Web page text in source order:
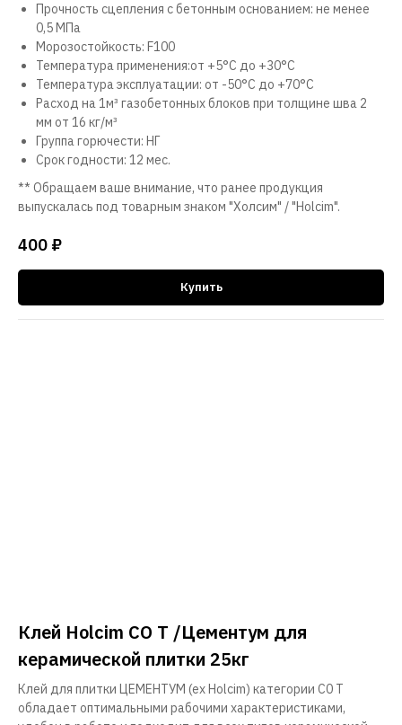
Прочность сцепления с бетонным основанием: не менее
0,5 МПа
Морозостойкость: F100
Температура применения:от +5°С до +30°С
Температура эксплуатации: от -50°С до +70°С
Расход на 1м³ газобетонных блоков при толщине шва 2
мм от 16 кг/м³
Группа горючести: НГ
Срок годности: 12 мес.
** Обращаем ваше внимание, что ранее продукция
выпускалась под товарным знаком "Холсим" / "Holcim".
400 ₽
Купить
Клей Holcim CO T /Цементум для
керамической плитки 25кг
Клей для плитки ЦЕМЕНТУМ (ex Holcim) категории С0 Т
обладает оптимальными рабочими характеристиками,